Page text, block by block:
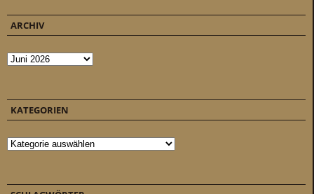
ARCHIV
Archiv
KATEGORIEN
Kategorien